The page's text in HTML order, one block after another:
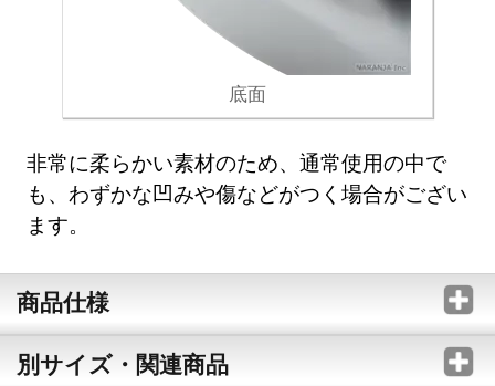
底面
非常に柔らかい素材のため、通常使用の中で
も、わずかな凹みや傷などがつく場合がござい
ます。
商品仕様
別サイズ・関連商品